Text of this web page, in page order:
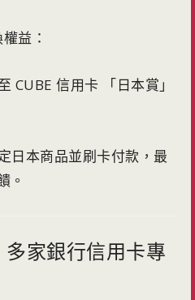
益：
CUBE 信用卡 「日本賞」
日本商品並刷卡付款，最
。
多家銀行信用卡專